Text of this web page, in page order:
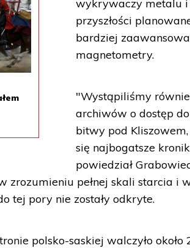
wykrywaczy metalu i
przyszłości
bardziej
magnetometry.
"Wystąpiliśmy
archiwów o dostęp
bitwy pod
się najbogatsze
powiedział
zrozumieniu pełnej skali starcia i
tej pory nie zostały odkryte.
polsko-saskiej walczyło około